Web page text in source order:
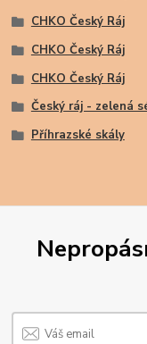
CHKO Český Ráj
CHKO Český Ráj
CHKO Český Ráj
Český ráj - zelená
Příhrazské skály